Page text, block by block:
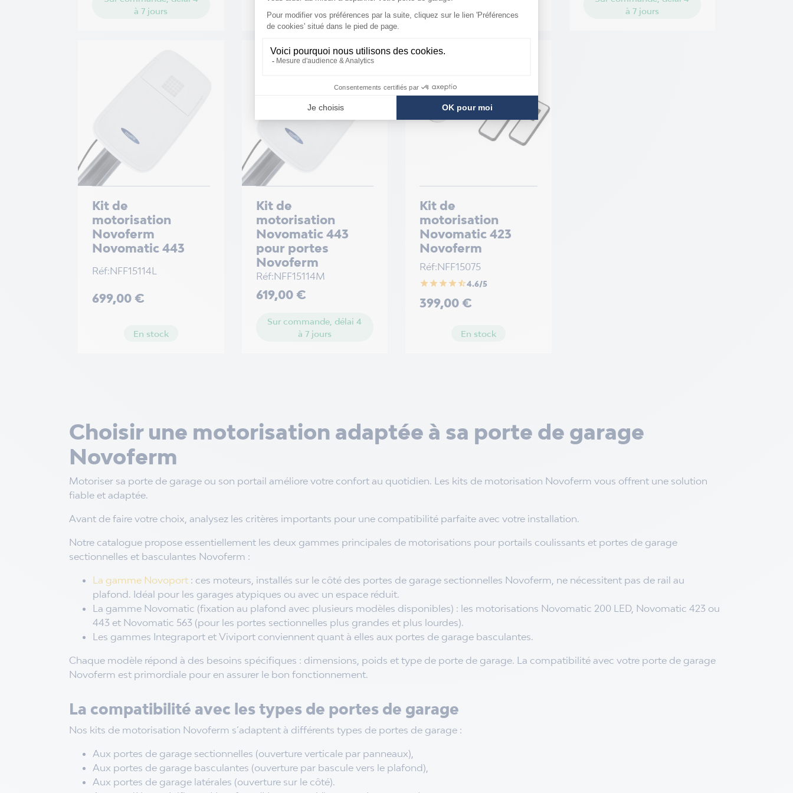
à 7 jours
En stock
à 7 jours
à 7 jours
Kit de
motorisation
Novoferm
Novomatic 443
Réf:NFF15114L
Prix
699,00 €
En stock
Kit de
motorisation
Novomatic 443
pour portes
Novoferm
Réf:NFF15114M
Prix
619,00 €
Sur commande, délai 4
à 7 jours
Kit de
motorisation
Novomatic 423
Novoferm
Réf:NFF15075
star star star star star_half4.6/5
Prix
399,00 €
En stock
Choisir une motorisation adaptée à sa porte de garage
Novoferm
Motoriser sa porte de garage ou son portail améliore votre confort au quotidien. Les kits de motorisation Novoferm vous offrent une solution
fiable et adaptée.
Avant de faire votre choix, analysez les critères importants pour une compatibilité parfaite avec votre installation.
Notre catalogue propose essentiellement les deux gammes principales de motorisations pour portails coulissants et portes de garage
sectionnelles et basculantes Novoferm :
La gamme Novoport : ces moteurs, installés sur le côté des portes de garage sectionnelles Novoferm, ne nécessitent pas de rail au
plafond. Idéal pour les garages atypiques ou avec un espace réduit.
La gamme Novomatic (fixation au plafond avec plusieurs modèles disponibles) : les motorisations Novomatic 200 LED, Novomatic 423 ou
443 et Novomatic 563 (pour les portes sectionnelles plus grandes et plus lourdes).
Les gammes Integraport et Viviport conviennent quant à elles aux portes de garage basculantes.
Chaque modèle répond à des besoins spécifiques : dimensions, poids et type de porte de garage. La compatibilité avec votre porte de garage
Novoferm est primordiale pour en assurer le bon fonctionnement.
La compatibilité avec les types de portes de garage
Nos kits de motorisation Novoferm s’adaptent à différents types de portes de garage :
Aux portes de garage sectionnelles (ouverture verticale par panneaux),
Aux portes de garage basculantes (ouverture par bascule vers le plafond),
Aux portes de garage latérales (ouverture sur le côté).